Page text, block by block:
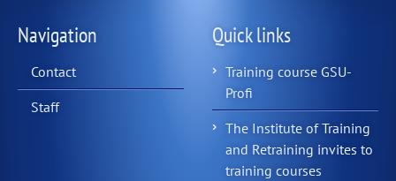
Navigation
Contact
Staff
Quick links
Training course GSU-
Profi
The Institute of Training
and Retraining invites to
training courses